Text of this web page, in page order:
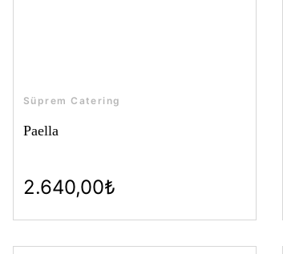
Süprem Catering
Paella
2.640,00₺